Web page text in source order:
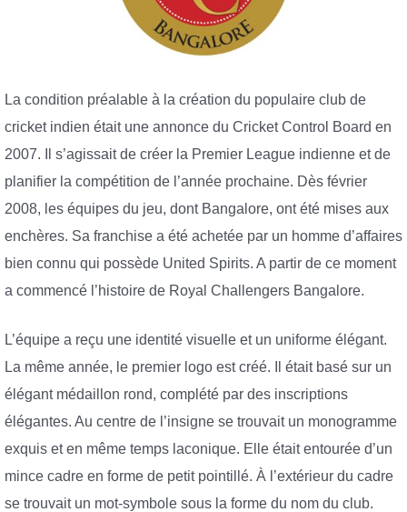
La condition préalable à la création du populaire club de
cricket indien était une annonce du Cricket Control Board en
2007. Il s’agissait de créer la Premier League indienne et de
planifier la compétition de l’année prochaine. Dès février
2008, les équipes du jeu, dont Bangalore, ont été mises aux
enchères. Sa franchise a été achetée par un homme d’affaires
bien connu qui possède United Spirits. A partir de ce moment
a commencé l’histoire de Royal Challengers Bangalore.
L’équipe a reçu une identité visuelle et un uniforme élégant.
La même année, le premier logo est créé. Il était basé sur un
élégant médaillon rond, complété par des inscriptions
élégantes. Au centre de l’insigne se trouvait un monogramme
exquis et en même temps laconique. Elle était entourée d’un
mince cadre en forme de petit pointillé. À l’extérieur du cadre
se trouvait un mot-symbole sous la forme du nom du club.